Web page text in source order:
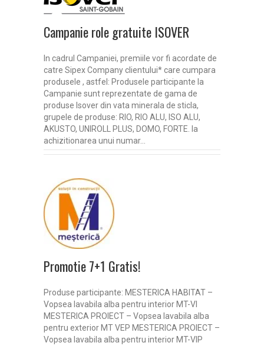
Campanie role gratuite ISOVER
In cadrul Campaniei, premiile vor fi acordate de
catre Sipex Company clientului* care cumpara
produsele , astfel: Produsele participante la
Campanie sunt reprezentate de gama de
produse Isover din vata minerala de sticla,
grupele de produse: RIO, RIO ALU, ISO ALU,
AKUSTO, UNIROLL PLUS, DOMO, FORTE. la
achizitionarea unui numar…
Promotie 7+1 Gratis!
Produse participante: MESTERICA HABITAT –
Vopsea lavabila alba pentru interior MT-VI
MESTERICA PROIECT – Vopsea lavabila alba
pentru exterior MT VEP MESTERICA PROIECT –
Vopsea lavabila alba pentru interior MT-VIP